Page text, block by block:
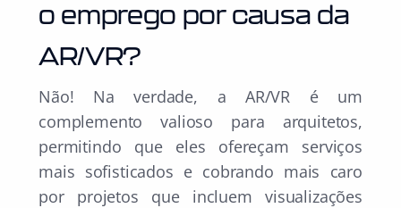
o emprego por causa da
AR/VR?
Não! Na verdade, a AR/VR é um
complemento valioso para arquitetos,
permitindo que eles ofereçam serviços
mais sofisticados e cobrando mais caro
por projetos que incluem visualizações